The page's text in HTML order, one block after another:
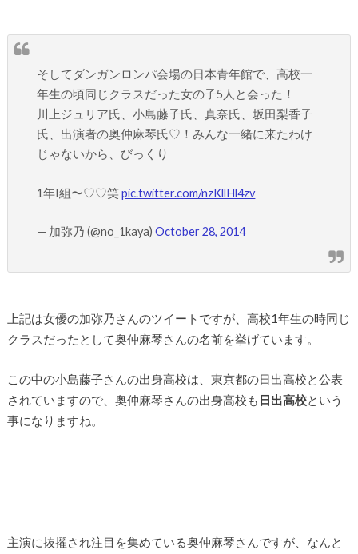
そしてダンガンロンパ会場の日本青年館で、高校一
年生の頃同じクラスだった女の子5人と会った！
川上ジュリア氏、小島藤子氏、真奈氏、坂田梨香子
氏、出演者の奥仲麻琴氏♡！みんな一緒に来たわけ
じゃないから、びっくり
1年I組〜♡♡笑pic.twitter.com/nzKllHl4zv
— 加弥乃 (@no_1kaya)October 28, 2014
上記は女優の加弥乃さんのツイートですが、高校1年生の時同じ
クラスだったとして奥仲麻琴さんの名前を挙げています。
この中の小島藤子さんの出身高校は、東京都の日出高校と公表
されていますので、奥仲麻琴さんの出身高校も 日出高校という
事になりますね。
主演に抜擢され注目を集めている奥仲麻琴さんですが、なんと